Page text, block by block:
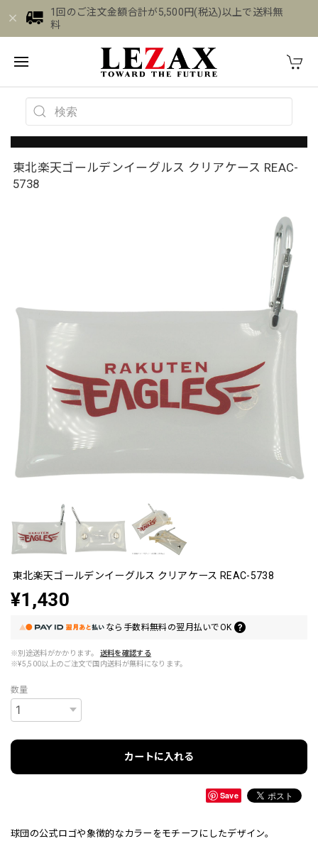
1回のご注文金額合計が5,500円(税込)以上で送料無
料
東北楽天ゴールデンイーグルス クリアケース REAC-
5738
東北楽天ゴールデンイーグルス クリアケース REAC-5738
¥1,430
なら 手数料無料の翌月払いでOK
※別途送料がかかります。
送料を確認する
※¥5,500以上のご注文で国内送料が無料になります。
数量
カートに入れる
Save
球団の公式ロゴや象徴的なカラーをモチーフにしたデザイン。